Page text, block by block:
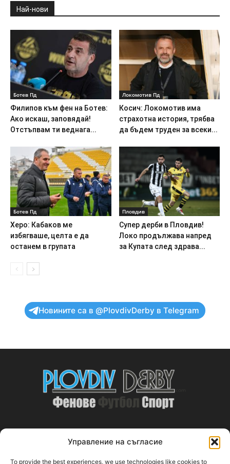
Управление на съгласие
To provide the best experiences, we use technologies like cookies to
Най-нови
Ботев Пд
Филипов към фен на Ботев:
Ако искаш, заповядай!
Отстъпвам ти веднага...
Локомотив Пд
Косич: Локомотив има
страхотна история, трябва
да бъдем труден за всеки...
Ботев Пд
Херо: Кабаков ме
избягваше, целта е да
останем в групата
Пловдив
Супер дерби в Пловдив!
Локо продължава напред
за Купата след здрава...
Новините са в @PlovdivDerby в Telegram
ABOUT US